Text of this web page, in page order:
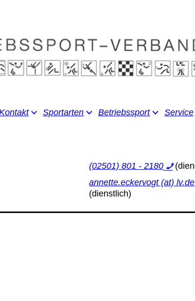
Sportarten Betriebssport Service
(02501) 801 - 2180
annette.eckervogt (at) lv.de